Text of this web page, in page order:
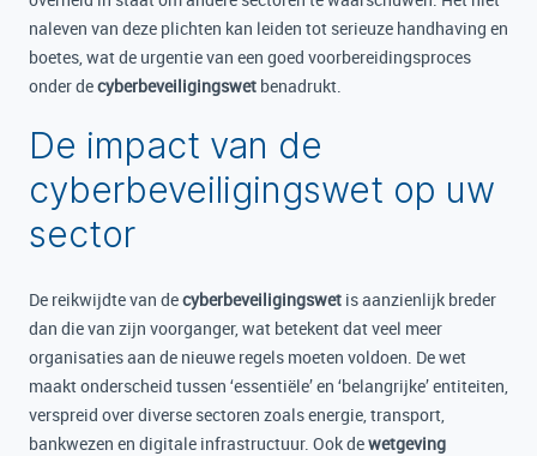
naleven van deze plichten kan leiden tot serieuze handhaving en
boetes, wat de urgentie van een goed voorbereidingsproces
onder decyberbeveiligingswet benadrukt.
De impact van de
cyberbeveiligingswet op uw
sector
De reikwijdte van decyberbeveiligingswet is aanzienlijk breder
dan die van zijn voorganger, wat betekent dat veel meer
organisaties aan de nieuwe regels moeten voldoen. De wet
maakt onderscheid tussen ‘essentiële’ en ‘belangrijke’ entiteiten,
verspreid over diverse sectoren zoals energie, transport,
bankwezen en digitale infrastructuur. Ook dewetgeving